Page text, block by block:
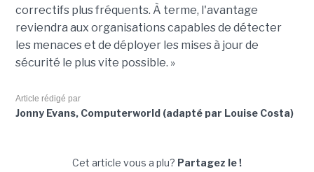
correctifs plus fréquents. À terme, l'avantage
reviendra aux organisations capables de détecter
les menaces et de déployer les mises à jour de
sécurité le plus vite possible. »
Article rédigé par
Jonny Evans, Computerworld (adapté par Louise Costa)
Cet article vous a plu? Partagez le !